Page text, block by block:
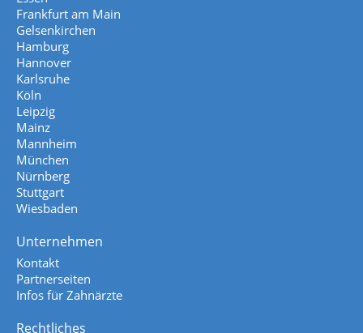
Frankfurt am Main
Gelsenkirchen
Hamburg
Hannover
Karlsruhe
Köln
Leipzig
Mainz
Mannheim
München
Nürnberg
Stuttgart
Wiesbaden
Unternehmen
Kontakt
Partnerseiten
Infos für Zahnärzte
Rechtliches